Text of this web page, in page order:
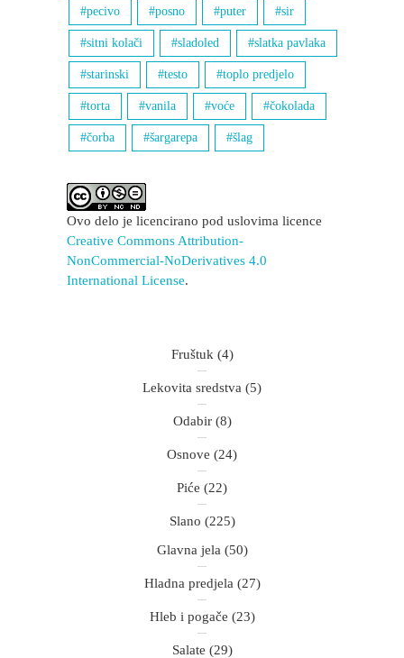
pecivo posno puter sir
sitni kolači sladoled slatka pavlaka
starinski testo toplo predjelo
torta vanila voće čokolada
čorba šargarepa šlag
Ovo delo je licencirano pod uslovima licence
Creative Commons Attribution-
NonCommercial-NoDerivatives 4.0
International License.
Fruštuk (4)
Lekovita sredstva (5)
Odabir(8)
Osnove (24)
Piće (22)
Slano (225)
Glavna jela (50)
Hladna predjela (27)
Hleb i pogače (23)
Salate (29)